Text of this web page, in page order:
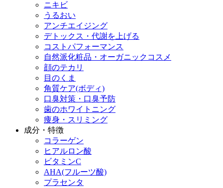
ニキビ
うるおい
アンチエイジング
デトックス・代謝を上げる
コストパフォーマンス
自然派化粧品・オーガニックコスメ
顔のテカリ
目のくま
角質ケア(ボディ)
口臭対策・口臭予防
歯のホワイトニング
痩身・スリミング
成分・特徴
コラーゲン
ヒアルロン酸
ビタミンC
AHA(フルーツ酸)
プラセンタ